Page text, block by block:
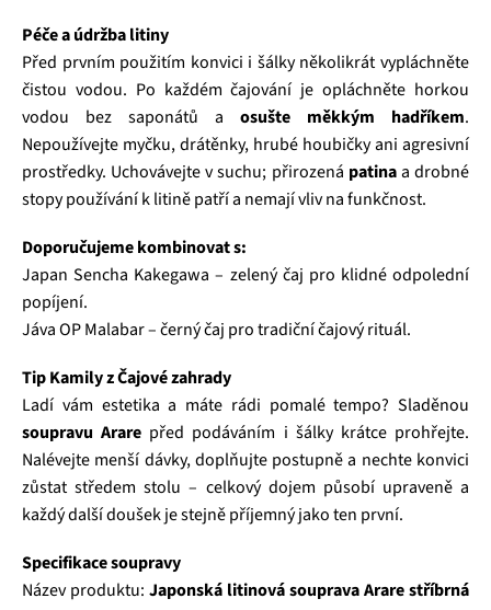
Péče a údržba litiny
Před prvním použitím konvici i šálky několikrát vypláchněte
čistou vodou. Po každém čajování je opláchněte horkou
vodou bez saponátů a osušte měkkým hadříkem.
Nepoužívejte myčku, drátěnky, hrubé houbičky ani agresivní
prostředky. Uchovávejte v suchu; přirozená patinaa drobné
stopy používání k litině patří a nemají vliv na funkčnost.
Doporučujeme kombinovat s:
Japan Sencha Kakegawa – zelený čaj pro klidné odpolední
popíjení.
Jáva OP Malabar – černý čaj pro tradiční čajový rituál.
Tip Kamily z Čajové zahrady
Ladí vám estetika a máte rádi pomalé tempo? Sladěnou
soupravu Arare před podáváním i šálky krátce prohřejte.
Nalévejte menší dávky, doplňujte postupně a nechte konvici
zůstat středem stolu – celkový dojem působí upraveně a
každý další doušek je stejně příjemný jako ten první.
Specifikace soupravy
Název produktu: Japonská litinová souprava Arare stříbrná